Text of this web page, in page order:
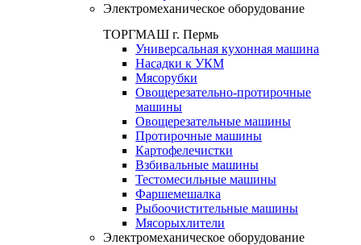
Электромеханическое оборудование
ТОРГМАШ г. Пермь
Универсальная кухонная машина
Насадки к УКМ
Мясорубки
Овощерезательно-протирочные
машины
Овощерезательные машины
Протирочные машины
Картофелечистки
Взбивальные машины
Тестомесильные машины
Фаршемешалка
Рыбоочистительные машины
Мясорыхлители
Электромеханическое оборудование